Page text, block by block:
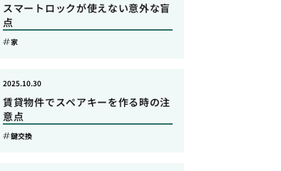
スマートロックが使えない意外な盲
点
家
賃貸物件でスペアキーを作る時の注
意点
2025.10.30
鍵交換